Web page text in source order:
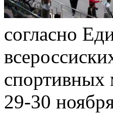
согласно
спортивных
29-30